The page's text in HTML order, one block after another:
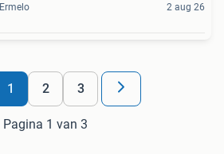
Ermelo 2 aug 26
1 2 3
Pagina 1 van 3